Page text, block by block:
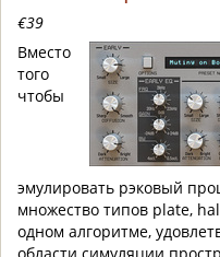
€39
Вместо
того
чтобы
эмулировать рэковый
множество типов plate,
одном алгоритме,